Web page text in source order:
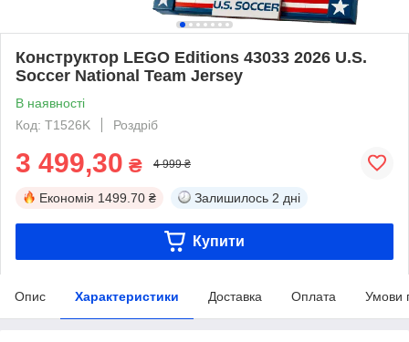
Конструктор LEGO Editions 43033 2026 U.S.
Soccer National Team Jersey
В наявності
Код: T1526K
Роздріб
3 499,30 ₴ 4 999 ₴
Економія 1499.70 ₴ Залишилось 2 дні
Купити
Опис Характеристики Доставка Оплата Умови